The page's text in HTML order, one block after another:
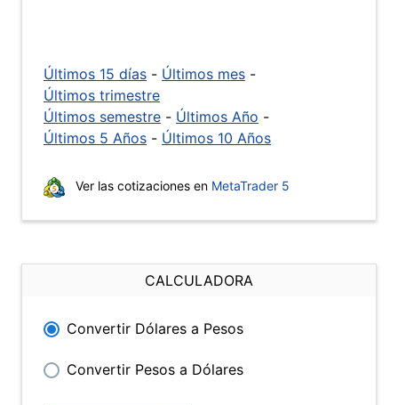
Últimos 15 días - Últimos mes -
Últimos trimestre
Últimos semestre - Últimos Año -
Últimos 5 Años - Últimos 10 Años
Ver las cotizaciones en MetaTrader 5
CALCULADORA
Convertir Dólares a Pesos
Convertir Pesos a Dólares